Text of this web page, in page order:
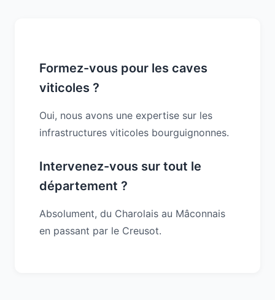
Formez-vous pour les caves
viticoles ?
Oui, nous avons une expertise sur les
infrastructures viticoles bourguignonnes.
Intervenez-vous sur tout le
département ?
Absolument, du Charolais au Mâconnais
en passant par le Creusot.